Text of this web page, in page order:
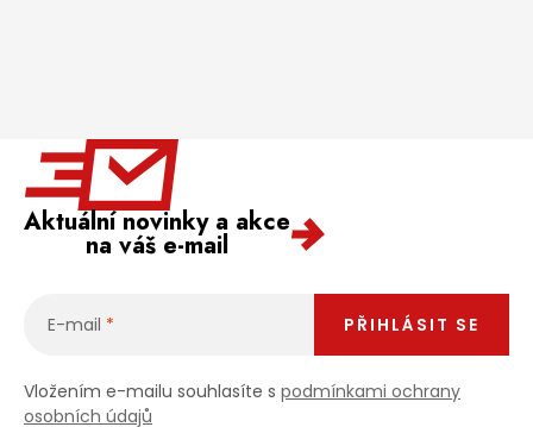
Aktuální novinky a akce
na váš e-mail
E-mail
Vložením e-mailu souhlasíte s podmínkami ochrany
osobních údajů
PŘIHLÁSIT SE